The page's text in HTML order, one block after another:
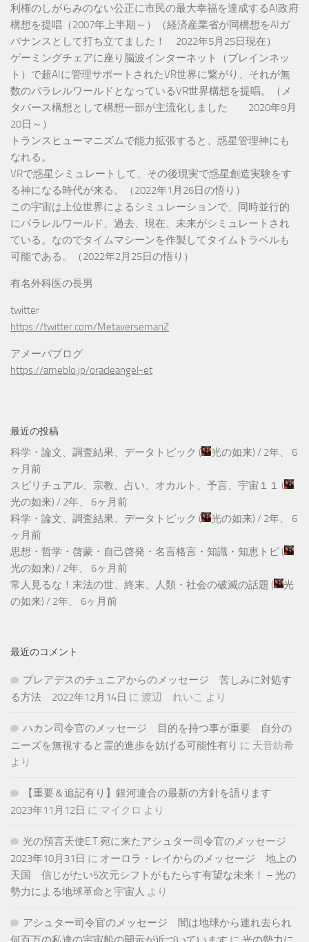
利権のしがらみのない公正に市民の最大幸福を達成するAI政府
構想を提唱（2007年上半期～）（経済産業省が同構想をAIガ
バナンスとして打ち立てました！ 2022年5月25日現在）
ゲーミングチェアに座り脳波インターネット（ブレインネッ
ト）で超AIに管理サポートされたVR世界に繋がり、それが無
数のパラレルワールドとなっているVR世界構想を提唱。（メ
タバース構想として構想一部が主流化しました 2020年9月
20日～）
トランスヒューマニズムで能力拡張すると、惑星管理神にも
なれる。
VRで惑星シミュレートして、その後現実で惑星創造実験をす
る神になる時代が来る。（2022年1月26日の悟り）
この宇宙は上位世界によるシミュレーションで、同時並行的
にパラレルワールド、過去、現在、未来がシミュレートされ
ている。なのでタイムマシーンを作製してタイムトラベルも
可能である。（2022年2月25日の悟り）
有名外科医の長男
twitter
https://twitter.com/MetaversemanZ
アメーバブログ
https://ameblo.jp/oracleangel-et
最近の投稿
科学・論文、調査結果、データトピック ( 光の如来) / 2年、 6
ヶ月前
スピリチュアル、宗教、占い、オカルト、予言、宇宙１１ (
光の如来) / 2年、 6ヶ月前
科学・論文、調査結果、データトピック ( 光の如来) / 2年、 6
ヶ月前
思想・哲学・啓蒙・自己啓発・名言格言・知識・知恵トピ (
光の如来) / 2年、 6ヶ月前
常人見るな！末法の世、終末、人類・社会の破滅の話題 (
光
の如来) / 2年、 6ヶ月前
最近のコメント
プレアデスのチュニアからのメッセージ 苦しみに対処す
る方法 2022年12月14日 に 渡辺 れいこ より
ハカン司令官のメッセージ 目的を持つ事が重要 自分の
ニーズを無視すると霊的進歩を妨げる可能性有り に 天音紡希
より
【重要＆追記有り】銀河連合の最新の方針を語ります
2023年11月12日 に マイクロ より
光の預言天使E.T.宛に来たアシュター司令官のメッセージ
2023年10月31日 に オーロラ・レイからのメッセージ 地上の
天国 信じがたい5次元シフトがもたらす有望な未来！ – 光の
勢力による地球革命と宇宙人 より
アシュター司令官のメッセージ 闇は地球から連れ去られ